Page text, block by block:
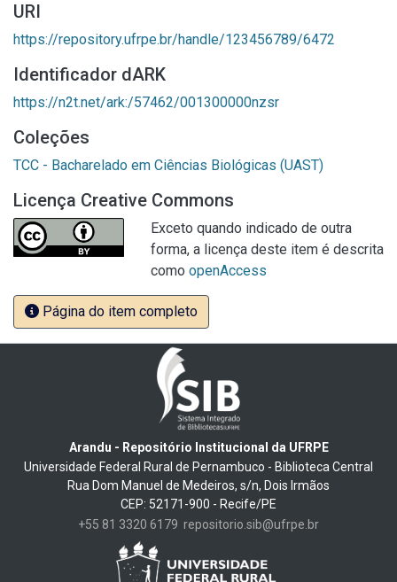
URI
https://repository.ufrpe.br/handle/123456789/6472
Identificador dARK
https://n2t.net/ark:/57462/001300000nzsr
Coleções
TCC - Bacharelado em Ciências Biológicas (UAST)
Licença Creative Commons
Exceto quando indicado de outra
forma, a licença deste item é descrita
como openAccess
Página do item completo
Arandu - Repositório Institucional da UFRPE
Universidade Federal Rural de Pernambuco - Biblioteca Central
Rua Dom Manuel de Medeiros, s/n, Dois Irmãos
CEP: 52171-900 - Recife/PE
+55 81 3320 6179 repositorio.sib@ufrpe.br